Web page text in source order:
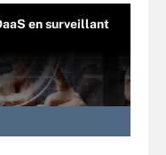
en surveillant